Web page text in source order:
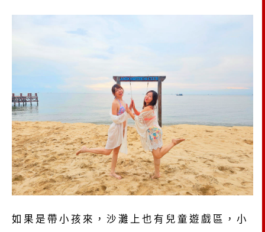
如果是帶小孩來，沙灘上也有兒童遊戲區，小